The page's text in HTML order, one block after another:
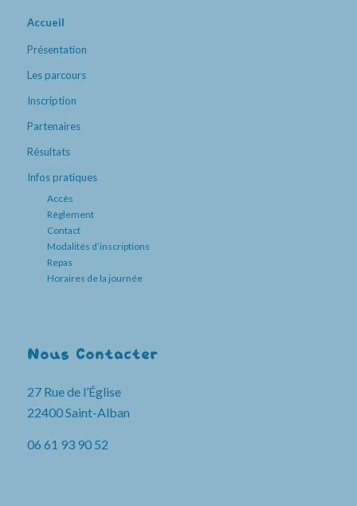
Accueil
Présentation
Les parcours
Inscription
Partenaires
Résultats
Infos pratiques
Accès
Règlement
Contact
Modalités d’inscriptions
Repas
Horaires de la journée
Nous Contacter
27 Rue de l’Église
22400 Saint-Alban
06 61 93 90 52